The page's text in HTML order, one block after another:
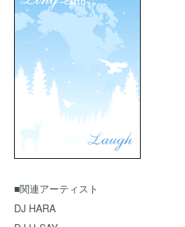
■関連アーティスト
DJ HARA